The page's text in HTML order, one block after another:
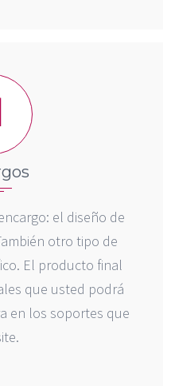
el diseño de
otro tipo de
El producto final
que usted podrá
en los soportes que